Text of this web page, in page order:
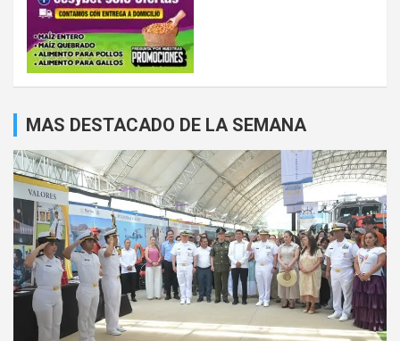
MAS DESTACADO DE LA SEMANA